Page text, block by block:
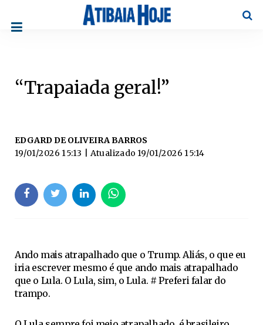
“Trapaiada geral!”
EDGARD DE OLIVEIRA BARROS
19/01/2026 15:13
| Atualizado 19/01/2026 15:14
Ando mais atrapalhado que o Trump. Aliás, o que eu
iria escrever mesmo é que ando mais atrapalhado
que o Lula. O Lula, sim, o Lula. # Preferi falar do
trampo.